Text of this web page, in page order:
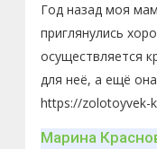
Год назад моя
приглянулись
осуществляется
для неё, а ещё
https://zolotoyvek-
Марина